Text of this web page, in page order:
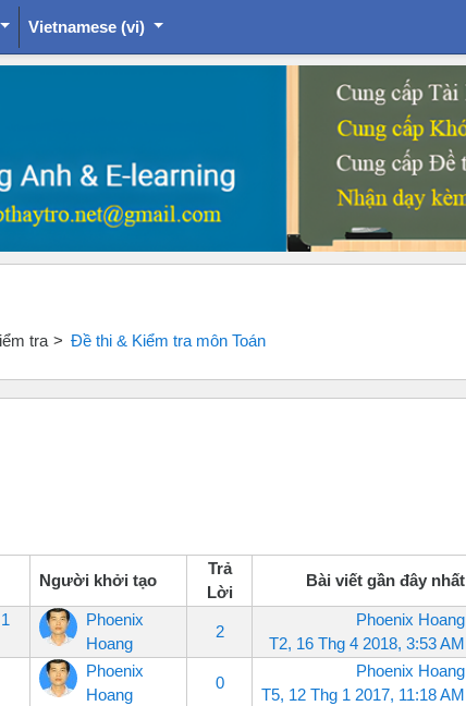
Vietnamese ‎(vi)‎
tra Đề thi & Kiểm tra môn Toán
Người khởi tạo
Trả
Lời
Bài viết gần đây nhất
Phoenix
Hoang
2
Phoenix Hoang
T2, 16 Thg 4 2018, 3:53 AM
Phoenix
Hoang
0
Phoenix Hoang
T5, 12 Thg 1 2017, 11:18 AM